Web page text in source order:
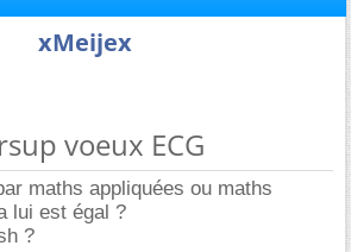
xMeijex
voeux ECG
maths appliquées ou maths
lui est égal ?
?